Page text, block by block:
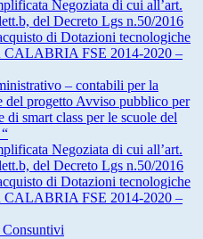
Negoziata di cui all’art.
del Decreto Lgs n.50/2016
di Dotazioni tecnologiche
CALABRIA FSE 2014-2020 –
– contabili per la
del progetto Avviso pubblico per
di smart class per le scuole del
Negoziata di cui all’art.
del Decreto Lgs n.50/2016
di Dotazioni tecnologiche
CALABRIA FSE 2014-2020 –
Consuntivi